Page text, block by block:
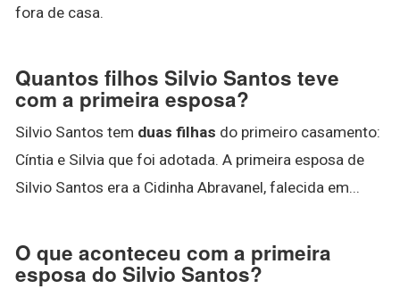
fora de casa.
Quantos filhos Silvio Santos teve
com a primeira esposa?
Silvio Santos tem duas filhas do primeiro casamento:
Cíntia e Silvia que foi adotada. A primeira esposa de
Silvio Santos era a Cidinha Abravanel, falecida em...
O que aconteceu com a primeira
esposa do Silvio Santos?